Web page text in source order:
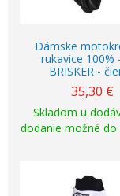
Dámske
rukavice 100%
BRISKER -
35,30 €
Skladom u
dodanie možné do